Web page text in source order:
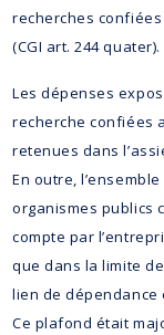
recherches
(CGI art. 244 quater).
Les dépenses
recherche confiées
retenues dans
En outre,
organismes publics
compte par
que dans la limite
lien de dépendance
Ce plafond était